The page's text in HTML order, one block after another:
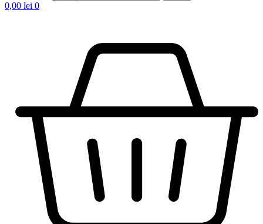
0,00 lei 0